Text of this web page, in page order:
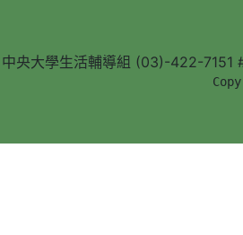
中央大學生活輔導組 (03)-422-7151